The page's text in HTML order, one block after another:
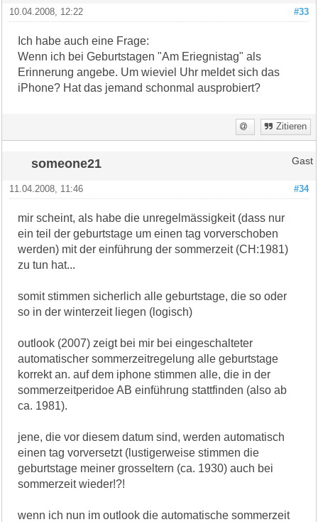
#33
10.04.2008, 12:22
Ich habe auch eine Frage:
Wenn ich bei Geburtstagen "Am Eriegnistag" als
Erinnerung angebe. Um wieviel Uhr meldet sich das
iPhone? Hat das jemand schonmal ausprobiert?
Zitieren
someone21 Gast
#34
11.04.2008, 11:46
mir scheint, als habe die unregelmässigkeit (dass nur
ein teil der geburtstage um einen tag vorverschoben
werden) mit der einführung der sommerzeit (CH:1981)
zu tun hat...
somit stimmen sicherlich alle geburtstage, die so oder
so in der winterzeit liegen (logisch)
outlook (2007) zeigt bei mir bei eingeschalteter
automatischer sommerzeitregelung alle geburtstage
korrekt an. auf dem iphone stimmen alle, die in der
sommerzeitperidoe AB einführung stattfinden (also ab
ca. 1981).
jene, die vor diesem datum sind, werden automatisch
einen tag vorversetzt (lustigerweise stimmen die
geburtstage meiner grosseltern (ca. 1930) auch bei
sommerzeit wieder!?!
wenn ich nun im outlook die automatische sommerzeit